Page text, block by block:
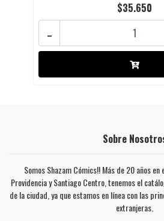
$35.650
-
Sobre
Somos Shazam Cómics!! Más de 20 años
Providencia y Santiago Centro, tenemos el
de la ciudad, ya que estamos en línea con las
extranjeras.